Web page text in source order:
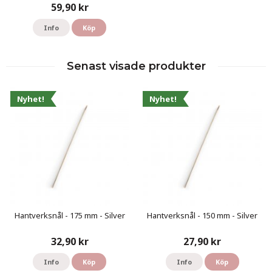
59,90 kr
Info Köp
Senast visade produkter
Nyhet!
Hantverksnål - 175 mm - Silver
32,90 kr
Info Köp
Nyhet!
Hantverksnål - 150 mm - Silver
27,90 kr
Info Köp